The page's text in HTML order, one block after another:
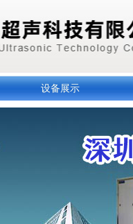
设备展示